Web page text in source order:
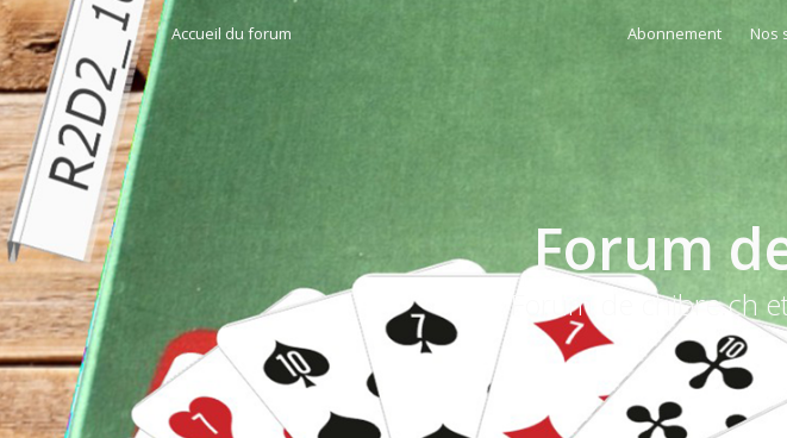
Abonnement Nos
Accueil du forum
Forum
Forum de chibre.ch